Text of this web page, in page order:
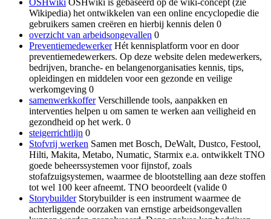
OSHwiki OSHwiki is gebaseerd op de wiki-concept (zie
Wikipedia) het ontwikkelen van een online encyclopedie die
gebruikers samen creëren en hierbij kennis delen 0
overzicht van arbeidsongevallen 0
PreventiemedewerkerHét kennisplatform voor en door
preventiemedewerkers. Op deze website delen medewerkers,
bedrijven, branche- en belangenorganisaties kennis, tips,
opleidingen en middelen voor een gezonde en veilige
werkomgeving 0
samenwerkkofferVerschillende tools, aanpakken en
interventies helpen u om samen te werken aan veiligheid en
gezondheid op het werk. 0
steigerrichtlijn 0
Stofvrij werken Samen met Bosch, DeWalt, Dustco, Festool,
Hilti, Makita, Metabo, Numatic, Starmix e.a. ontwikkelt TNO
goede beheerssystemen voor fijnstof, zoals
stofafzuigsystemen, waarmee de blootstelling aan deze stoffen
tot wel 100 keer afneemt. TNO beoordeelt (valide 0
StorybuilderStorybuilder is een instrument waarmee de
achterliggende oorzaken van ernstige arbeidsongevallen